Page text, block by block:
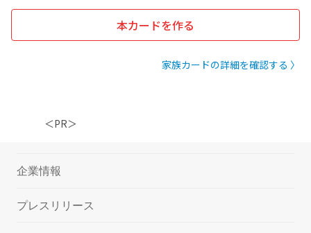
本カードを作る
家族カードの詳細を確認する 〉
＜PR＞
企業情報
プレスリリース